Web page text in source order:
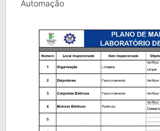
Automação